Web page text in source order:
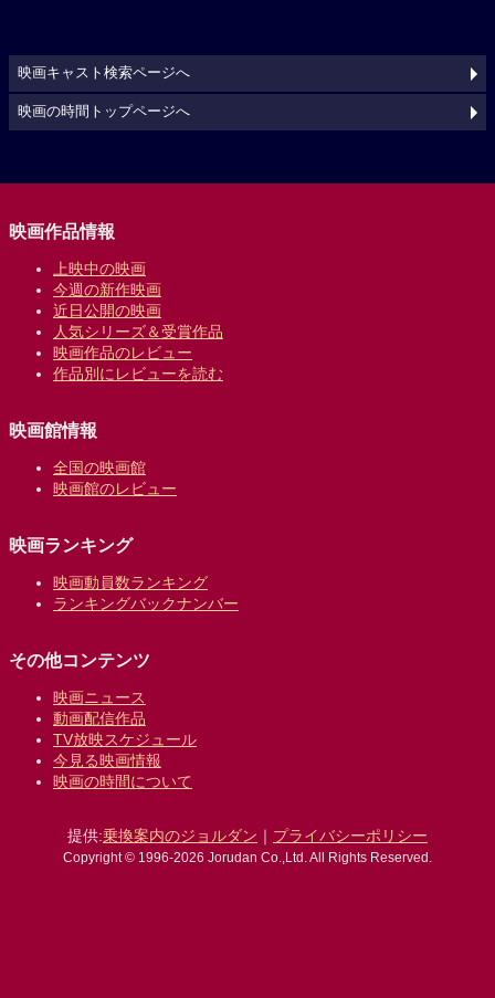
映画キャスト検索ページへ
映画の時間トップページへ
映画作品情報
上映中の映画
今週の新作映画
近日公開の映画
人気シリーズ＆受賞作品
映画作品のレビュー
作品別にレビューを読む
映画館情報
全国の映画館
映画館のレビュー
映画ランキング
映画動員数ランキング
ランキングバックナンバー
その他コンテンツ
映画ニュース
動画配信作品
TV放映スケジュール
今見る映画情報
映画の時間について
提供:乗換案内のジョルダン ｜ プライバシーポリシー
Copyright © 1996-2026 Jorudan Co.,Ltd. All Rights Reserved.